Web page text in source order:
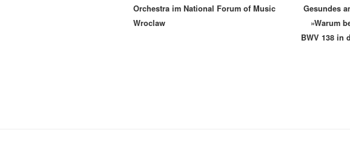
Orchestra im National Forum of Music
Wroclaw
Gesundes
»Warum
BWV 138 in